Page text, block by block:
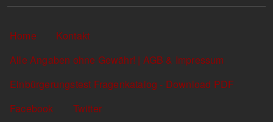
Sekundärlinks
Home
Kontakt
Alle Angaben ohne Gewähr! | AGB & Impressum
Einbürgerungstest Fragenkatalog - Download PDF
Facebook
Twitter